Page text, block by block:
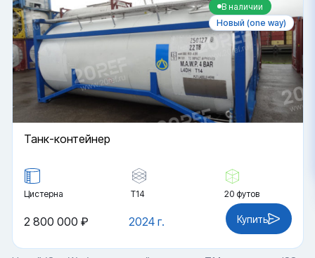
В наличии
Новый (one way)
Танк-контейнер
Цистерна Т14 20 футов
2024 г.
2 800 000 ₽ Купить